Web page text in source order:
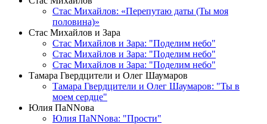
Стас Михайлов: «Перепутаю даты (Ты моя
половина)»
Стас Михайлов и Зара
Стас Михайлов и Зара: "Поделим небо"
Стас Михайлов и Зара: "Поделим небо"
Стас Михайлов и Зара: "Поделим небо"
Тамара Гвердцители и Олег Шаумаров
Тамара Гвердцители и Олег Шаумаров: "Ты в
моем сердце"
Юлия ПаNNова
Юлия ПаNNова: "Прости"